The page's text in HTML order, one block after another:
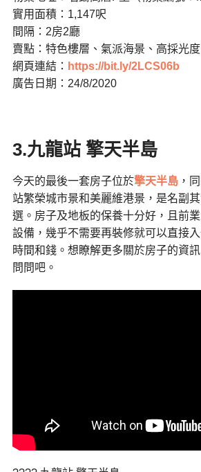
實用面積：1,147呎
間隔：2房2廳
賣點：特色樓層、氣派海景、高採光度
網頁連結： https://bit.ly/2LCS06b
廣告日期：24/8/2020
3.九龍站 擎天半島
今天的最後一套房子位於擎天半島，
站繁榮城市景和美麗維港景，是名副
選。房子及地板的保養十分好，且前
設備，幾乎不需要再裝修就可以直接
時間和錢。想瞭解更多關於房子的資
問問吧。